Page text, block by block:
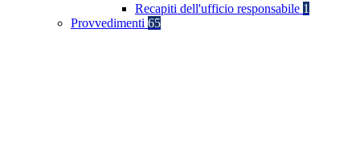
Recapiti dell'ufficio responsabile 1
Provvedimenti 65